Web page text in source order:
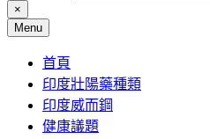
×
Menu
首頁
印度壯陽藥種類
印度威而鋼
健康議題